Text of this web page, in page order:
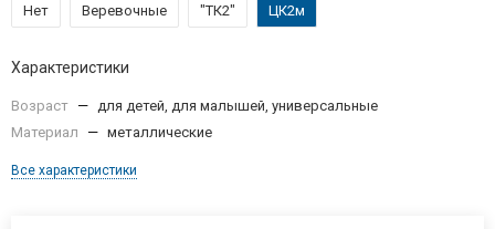
Нет
Веревочные "ТК2" ЦК2м
Характеристики
Возраст — для детей, для малышей, универсальные
Материал
— металлические
Все характеристики